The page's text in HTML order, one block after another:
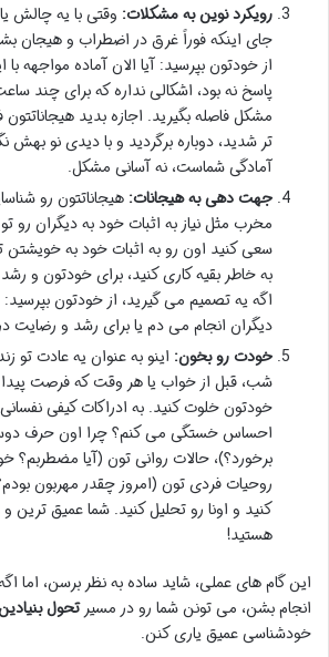
رویکرد نوین به مشکلات: وقتی با یه چالش
جای اینکه فوراً غرق در اضطراب و هیجان
از خودتون بپرسید: آیا الان آماده مواجهه
پاسخ نه بود، اشکالی نداره که برای چند
مشکل فاصله بگیرید. اجازه بدید
تر شدید، دوباره برگردید و با دیدی نو بهش
آمادگی شماست، نه آسانی مشکل.
جهت دهی به هیجانات: هیجاناتتون رو
مخرب مثل نیاز به اثبات خود به دیگران رو
سعی کنید اون رو به اثبات خود به خویشتن
به خاطر بقیه کاری کنید، برای خودتون و
اگه یه تصمیم می گیرید، از خودتون بپرسید:
دیگران انجام می دم یا برای رشد و رضایت
خودت رو بخون: اینو به عنوان یه عادت تو
شب، قبل از خواب یا هر وقت که فرصت پیدا
خودتون خلوت کنید. به ادراکات کیفی
احساس خستگی می کنم؟ چرا اون حرف
برخورد؟)، حالات روانی تون (آیا مضطربم؟
روحیات فردی تون (امروز چقدر مهربون
کنید و اونا رو تحلیل کنید. شما عمیق ترین
هستید!
این گام های عملی، شاید ساده به نظر برسن، اما
انجام بشن، می تونن شما رو در مسیرتحول
خودشناسی عمیق یاری کنن.